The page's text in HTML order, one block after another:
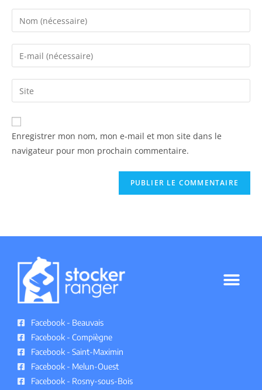
Enregistrer mon nom, mon e-mail et mon site dans le
navigateur pour mon prochain commentaire.
Facebook - Beauvais
Facebook - Compiègne
Facebook - Saint-Maximin
Facebook - Melun-Ouest
Facebook - Rosny-sous-Bois